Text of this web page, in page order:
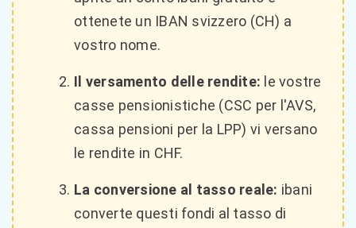
ottenete un IBAN svizzero (CH) a
vostro nome.
Il versamento delle rendite: le vostre
casse pensionistiche (CSC per l'AVS,
cassa pensioni per la LPP) vi versano
le rendite in CHF.
La conversione al tasso reale: ibani
converte questi fondi al tasso di